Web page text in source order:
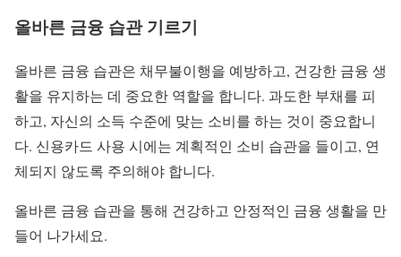
올바른 금융 습관 기르기
올바른 금융 습관은 채무불이행을 예방하고, 건강한 금융 생
활을 유지하는 데 중요한 역할을 합니다. 과도한 부채를 피
하고, 자신의 소득 수준에 맞는 소비를 하는 것이 중요합니
다. 신용카드 사용 시에는 계획적인 소비 습관을 들이고, 연
체되지 않도록 주의해야 합니다.
올바른 금융 습관을 통해 건강하고 안정적인 금융 생활을 만
들어 나가세요.